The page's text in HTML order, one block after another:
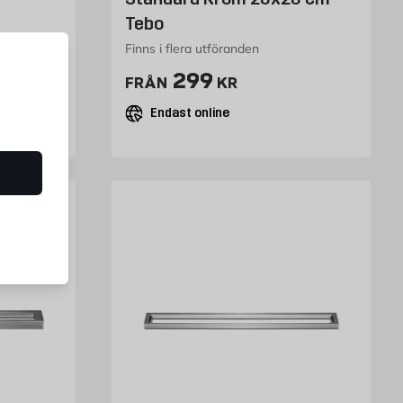
Tebo
Finns i flera utföranden
FRÅN Pris 299 kr
299 KR
Endast online